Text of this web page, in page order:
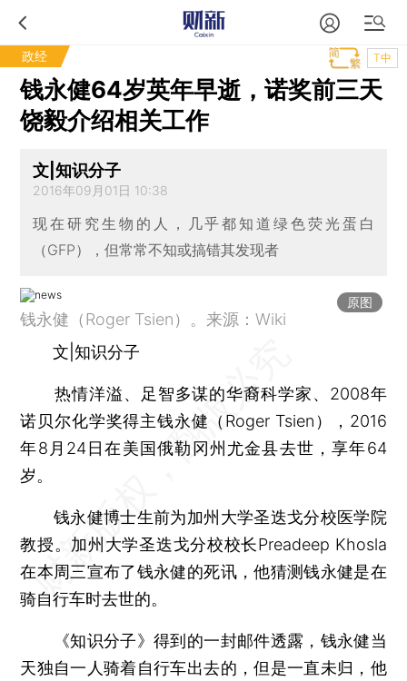
政经 T中
钱永健64岁英年早逝，诺奖前三天
饶毅介绍相关工作
文|知识分子
2016年09月01日 10:38
现在研究生物的人，几乎都知道绿色荧光蛋白
（GFP），但常常不知或搞错其发现者
原图
钱永健（Roger Tsien）。来源：Wiki
文|知识分子
热情洋溢、足智多谋的华裔科学家、2008年
诺贝尔化学奖得主钱永健（Roger Tsien），2016
年8月24日在美国俄勒冈州尤金县去世，享年64
岁。
钱永健博士生前为加州大学圣迭戈分校医学院
教授。加州大学圣迭戈分校校长Preadeep Khosla
在本周三宣布了钱永健的死讯，他猜测钱永健是在
骑自行车时去世的。
《知识分子》得到的一封邮件透露，钱永健当
天独自一人骑着自行车出去的，但是一直未归，他